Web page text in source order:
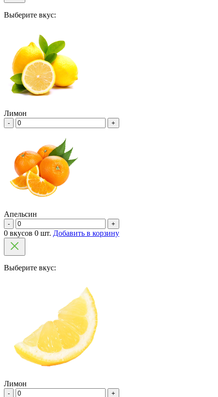
Выберите вкус:
Лимон
- +
Апельсин
- +
0 вкусов 0 шт. Добавить в корзину
Выберите вкус:
Лимон
- +